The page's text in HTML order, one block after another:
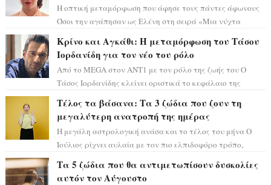
Η οπτική μεταμόρφωση που άφησε τους πάντες άφωνους
Όσοι την αγάπησαν ως Ελένη στη σειρά «Μια νύχτα
Κρίνο και Αγκάθι: Η μεταμόρφωση του Τάσου
Ιορδανίδη για τον νέο του ρόλο
Από το MEGA στον ΑΝΤ1 με τον ρόλο της ζωής του Ο
Τάσος Ιορδανίδης κλείνει οριστικά το κεφάλαιο της
Τέλος τα βάσανα: Τα 3 ζώδια που ζουν τη
μεγαλύτερη ανατροπή της ημέρας
Η μεγάλη αστρολογική ανάσα και το τέλος του μήνα Ο
Ιούλιος ρίχνει αυλαία με τον πιο ελπιδοφόρο τρόπο,
Τα 5 ζώδια που θα αντιμετωπίσουν δυσκολίες
αυτόν τον Αύγουστο